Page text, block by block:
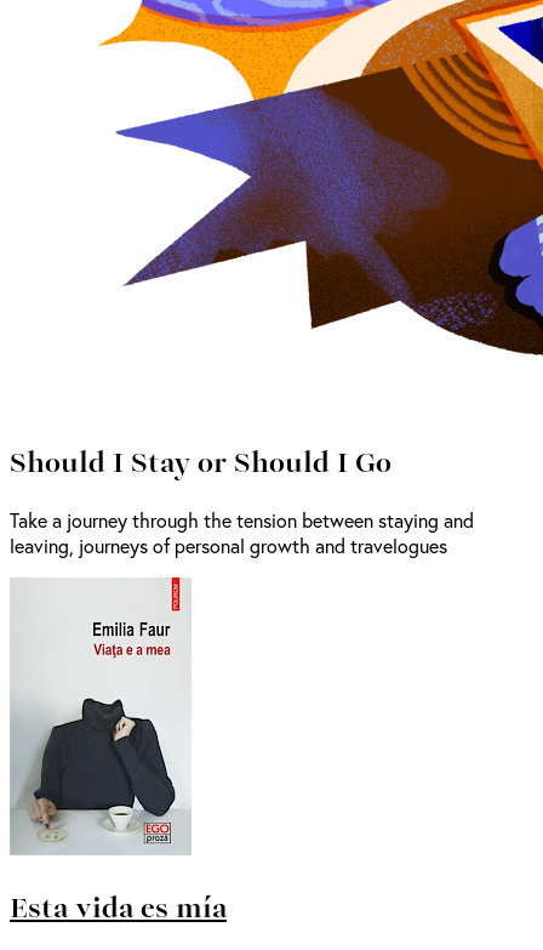
Should I Stay or Should I Go
Take a journey through the tension between staying and
leaving, journeys of personal growth and travelogues
Esta vida es mía